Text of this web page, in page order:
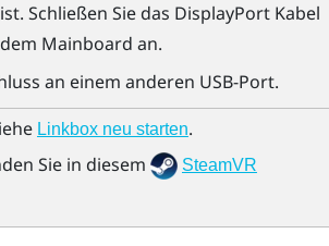
Schließen Sie das DisplayPortKabel
Mainboard an.
an einem anderen USB-Port.
Linkbox neu starten.
Sie in diesem
SteamVR